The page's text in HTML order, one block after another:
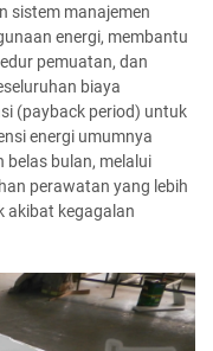
sistem manajemen
energi, membantu
pemuatan, dan
biaya
(payback period) untuk
energi umumnya
belas bulan, melalui
perawatan yang lebih
akibat kegagalan